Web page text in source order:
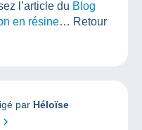
l’article du Blog
en résine… Retour
par Héloïse